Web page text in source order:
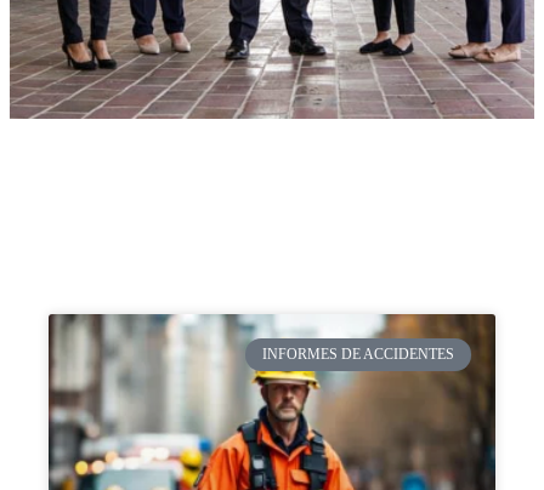
INFORMES DE ACCIDENTES